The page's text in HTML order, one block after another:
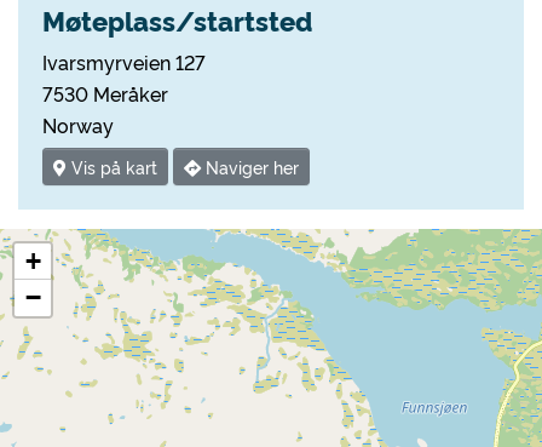
Møteplass/startsted
Ivarsmyrveien 127
7530 Meråker
Norway
Vis på kart Naviger her
+
−